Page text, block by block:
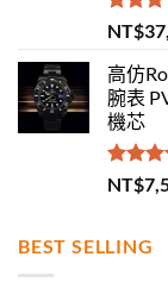
評分
滿分 5
NT$
高仿
腕表
機芯
評分
滿分 5
NT$
BEST SELLING